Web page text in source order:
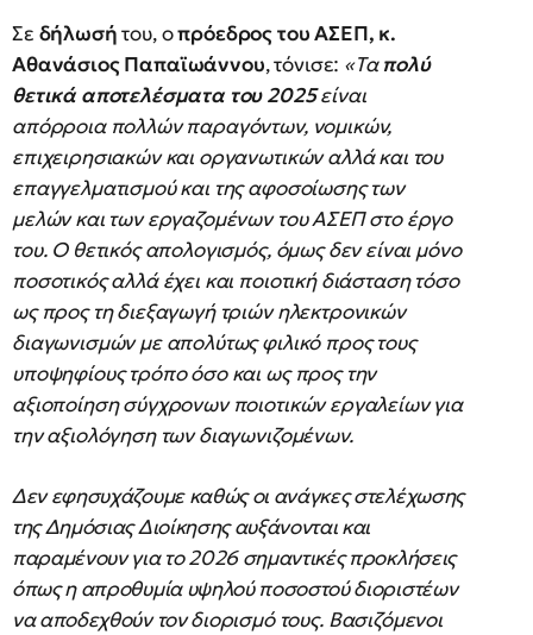
Σε δήλωσήτου, οπρόεδρος του ΑΣΕΠ, κ.
Αθανάσιος Παπαϊωάννου, τόνισε: «Tαπολύ
θετικά αποτελέσματα του 2025είναι
απόρροια πολλών παραγόντων, νομικών,
επιχειρησιακών και οργανωτικών αλλά και του
επαγγελματισμού και της αφοσοίωσης των
μελών και των εργαζομένων του ΑΣΕΠ στο έργο
του. Ο θετικός απολογισμός, όμως δεν είναι μόνο
ποσοτικός αλλά έχει και ποιοτική διάσταση τόσο
ως προς τη διεξαγωγή τριών ηλεκτρονικών
διαγωνισμών με απολύτως φιλικό προς τους
υποψηφίους τρόπο όσο και ως προς την
αξιοποίηση σύγχρονων ποιοτικών εργαλείων για
την αξιολόγηση των διαγωνιζομένων.
Δεν εφησυχάζουμε καθώς οι ανάγκες στελέχωσης
της Δημόσιας Διοίκησης αυξάνονται και
παραμένουν για το 2026 σημαντικές προκλήσεις
όπως η απροθυμία υψηλού ποσοστού διοριστέων
να αποδεχθούν τον διορισμό τους. Βασιζόμενοι